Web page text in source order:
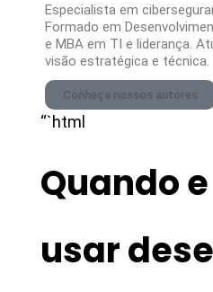
Especialista em
Formado em
e MBA em TI e liderança.
visão estratégica e técnica.
Conheça nossos autores
“`html
Quando
usar